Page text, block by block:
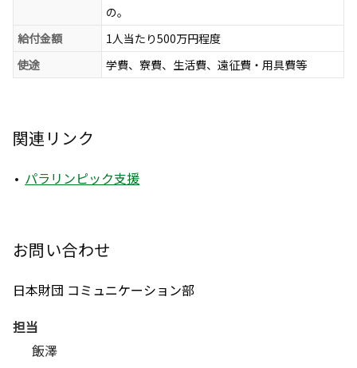
の。
給付金額
1人当たり500万円程度
使途
学費、寮費、生活費、遠征費・用具費等
関連リンク
パラリンピック支援
お問い合わせ
日本財団 コミュニケーション部
担当
飯澤